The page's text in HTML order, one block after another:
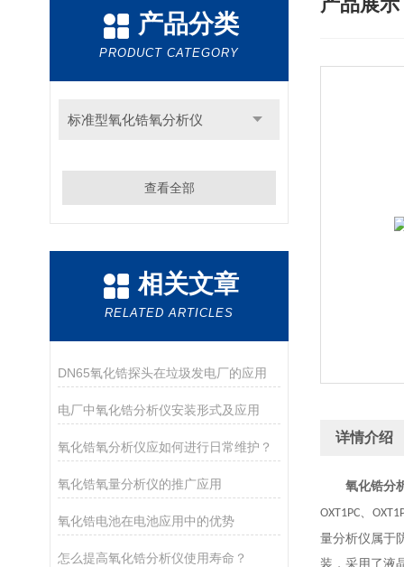
产品分类
PRODUCT CATEGORY
标准型氧化锆氧分析仪
查看全部
相关文章
RELATED ARTICLES
DN65氧化锆探头在垃圾发电厂的应用
电厂中氧化锆分析仪安装形式及应用
氧化锆氧分析仪应如何进行日常维护？
氧化锆氧量分析仪的推广应用
氧化锆电池在电池应用中的优势
怎么提高氧化锆分析仪使用寿命？
详情介绍
氧化锆分
OXT1PC、
量分析仪属于
装，采用了液